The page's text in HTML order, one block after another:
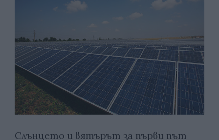
Слънцето и вятърът за първи път